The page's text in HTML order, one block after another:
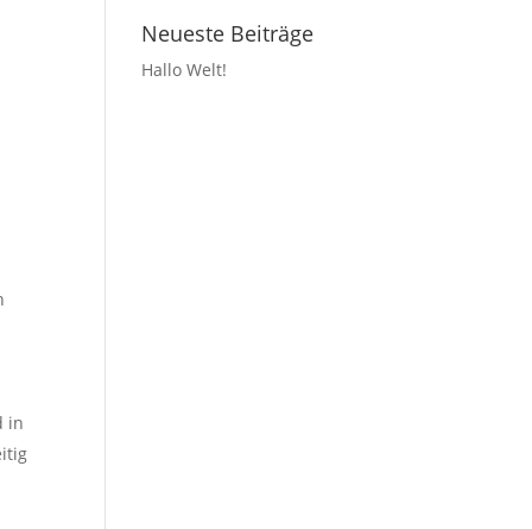
in
Neueste Beiträge
Hallo Welt!